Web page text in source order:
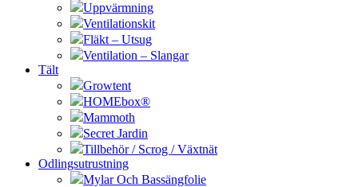
Uppvärmning
Ventilationskit
Fläkt – Utsug
Ventilation – Slangar
Tält
Growtent
HOMEbox®
Mammoth
Secret Jardin
Tillbehör / Scrog / Växtnät
Odlingsutrustning
Mylar Och Bassängfolie